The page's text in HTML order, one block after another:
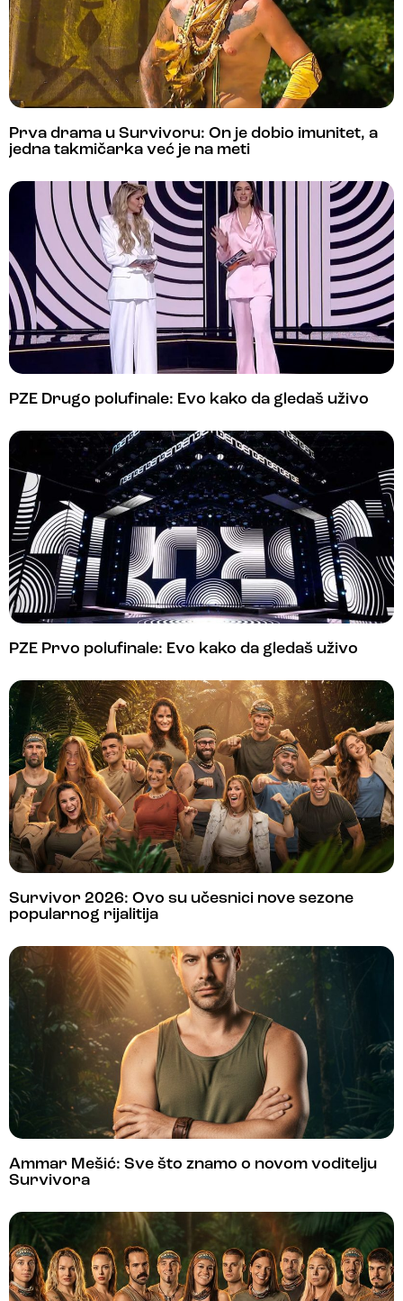
Prva drama u Survivoru: On je dobio imunitet, a
jedna takmičarka već je na meti
PZE Drugo polufinale: Evo kako da gledaš uživo
PZE Prvo polufinale: Evo kako da gledaš uživo
Survivor 2026: Ovo su učesnici nove sezone
popularnog rijalitija
Ammar Mešić: Sve što znamo o novom voditelju
Survivora